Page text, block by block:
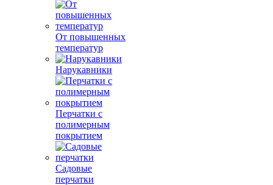
От повышенных
температур
Нарукавники
Перчатки с
полимерным
покрытием
Садовые
перчатки